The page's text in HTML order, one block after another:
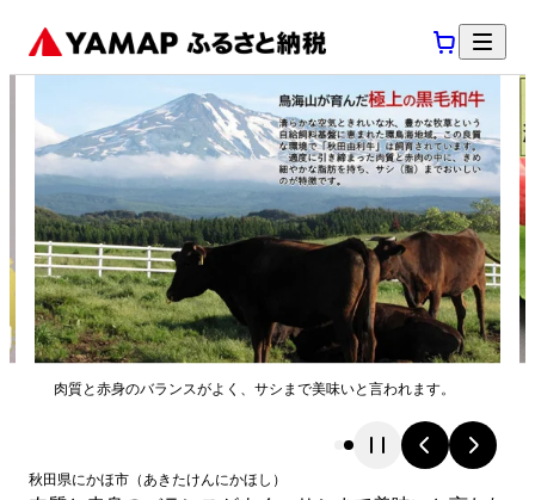
肉質と赤身のバランスがよく、サシまで美味いと言われます。
秋田県にかほ市 （あきたけんにかほし ）